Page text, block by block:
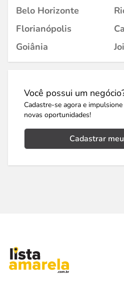
Belo Horizonte
Florianópolis
Goiânia
Você possui um
Cadastre-se agora e
novas oportunidades!
Cadastrar